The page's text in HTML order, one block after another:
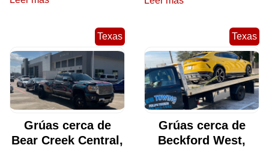
Texas
Grúas cerca de
Bear Creek Central,
Texas
Grúas cerca de
Beckford West,